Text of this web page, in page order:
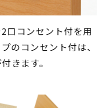
口コンセント付を用
のコンセント付は、
きます。